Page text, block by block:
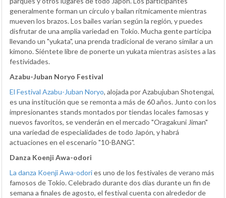
generalmente forman un círculo y bailan rítmicamente mientras
mueven los brazos. Los bailes varían según la región, y puedes
disfrutar de una amplia variedad en Tokio. Mucha gente participa
llevando un "yukata", una prenda tradicional de verano similar a un
kimono. Siéntete libre de ponerte un yukata mientras asistes a las
festividades.
Azabu-Juban Noryo Festival
El Festival Azabu-Juban Noryo, alojada por Azabujuban Shotengai,
es una institución que se remonta a más de 60 años. Junto con los
impresionantes stands montados por tiendas locales famosas y
nuevos favoritos, se venderán en el mercado "Oragakuni Jiman"
una variedad de especialidades de todo Japón, y habrá
actuaciones en el escenario "10-BANG".
Danza Koenji Awa-odori
La danza Koenji Awa-odories uno de los festivales de verano más
famosos de Tokio. Celebrado durante dos días durante un fin de
semana a finales de agosto, el festival cuenta con alrededor de